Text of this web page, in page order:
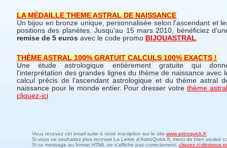
LA MÉDAILLE THEME ASTRAL DE NAISSANCE
Un bijou en bronze unique, personnalisée selon l'ascendant et
positions des planètes. Jusqu'au 15 mars 2010, bénéficiez
remise de 5 euros avec le code promo BIJOUASTRAL.
THÈME ASTRAL 100% GRATUIT CALCULS 100% EXACTS !
Une étude astrologique entièrement gratuite qui
l'interprétation des grandes lignes du thème de naissance avec
calcul précis de l'ascendant astrologique et du thème astral
naissance pour le monde entier. Pour dresser votrethème
cliquez-ici
Vous recevez cet email suite à votre inscription sur le site www.astroquick.fr
Si vous ne souhaitez plus recevoir La Lettre d'AstroQuick.fr, merci de bien vouloir
Si ce message au format HTML ne s'affiche pas correctement, cliquez ci-dessous